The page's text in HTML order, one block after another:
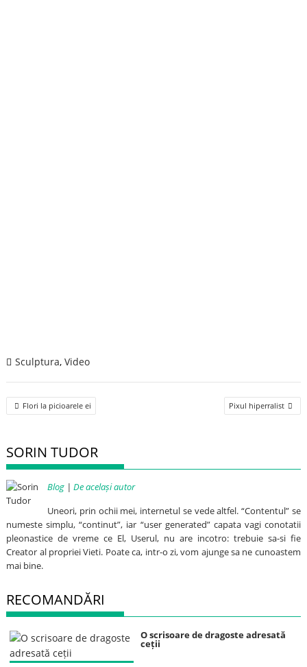
Sculptura,Video
Post
navigation
Flori la picioarele ei Pixul hiperralist
SORIN TUDOR
Blog |De același autor
Uneori, prin ochii mei, internetul se vede altfel. “Contentul” se
numeste simplu, “continut”, iar “user generated” capata vagi conotatii
pleonastice de vreme ce El, Userul, nu are incotro: trebuie sa-si fie
Creator al propriei Vieti. Poate ca, intr-o zi, vom ajunge sa ne cunoastem
mai bine.
RECOMANDĂRI
O scrisoare de dragoste adresată
ceții